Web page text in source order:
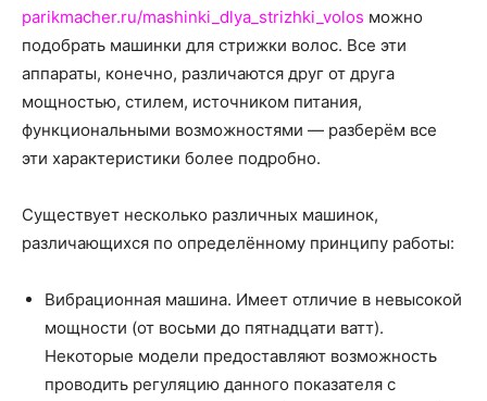
parikmacher.ru/mashinki_dlya_strizhki_volos можно
подобрать машинки для стрижки волос. Все эти
аппараты, конечно, различаются друг от друга
мощностью, стилем, источником питания,
функциональными возможностями — разберём все
эти характеристики более подробно.
Существует несколько различных машинок,
различающихся по определённому принципу работы:
Вибрационная машина. Имеет отличие в невысокой
мощности (от восьми до пятнадцати ватт).
Некоторые модели предоставляют возможность
проводить регуляцию данного показателя с